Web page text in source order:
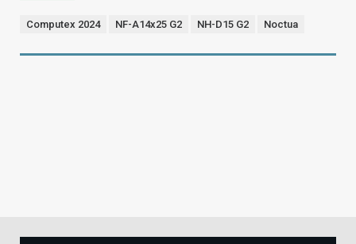
Computex 2024 NF-A14x25 G2 NH-D15 G2 Noctua